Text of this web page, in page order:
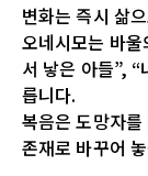
변화는 즉시 삶
오네시모는 바
서 낳은 아들”,
릅니다.
복음은 도망자
존재로 바꾸어